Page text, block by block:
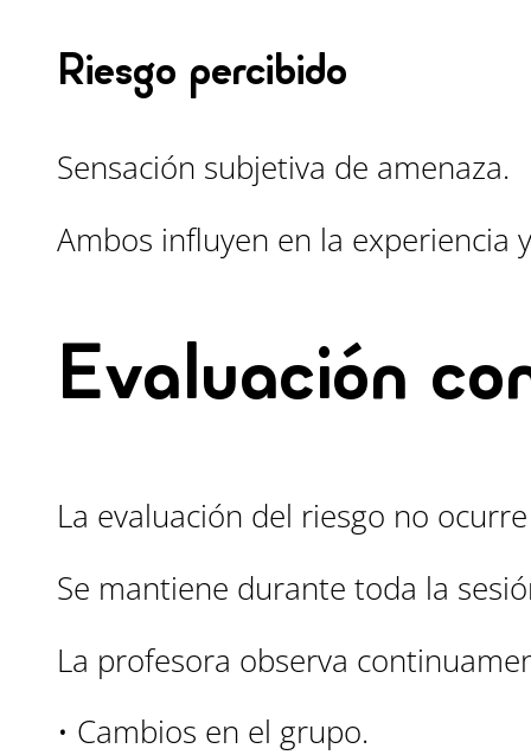
Riesgo percibido
Sensación subjetiva de amenaza.
Ambos influyen en la experiencia
Evaluación
La evaluación del riesgo no
Se mantiene durante toda la
La profesora observa
• Cambios en el grupo.